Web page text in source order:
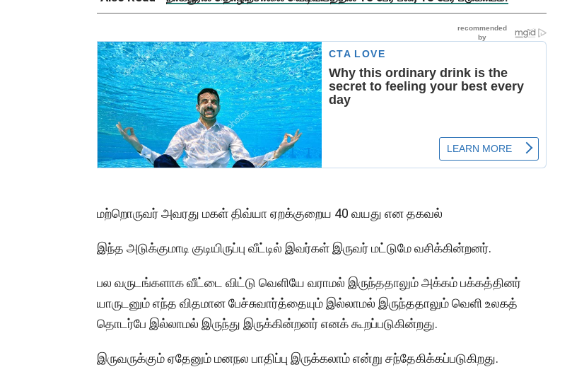
மற்றொருவர் அவரது மகள் திவ்யா ஏறக்குறைய 40 வயது என தகவல்
இந்த அடுக்குமாடி குடியிருப்பு வீட்டில் இவர்கள் இருவர் மட்டுமே வசிக்கின்றனர்.
பல வருடங்களாக வீட்டை விட்டு வெளியே வராமல் இருந்ததாலும் அக்கம் பக்கத்தினர்
யாருடனும் எந்த விதமான பேச்சுவார்த்தையும் இல்லாமல் இருந்ததாலும் வெளி உலகத்
தொடர்பே இல்லாமல் இருந்து இருக்கின்றனர் எனக் கூறப்படுகின்றது.
இருவருக்கும் ஏதேனும் மனநல பாதிப்பு இருக்கலாம் என்று சந்தேகிக்கப்படுகிறது.